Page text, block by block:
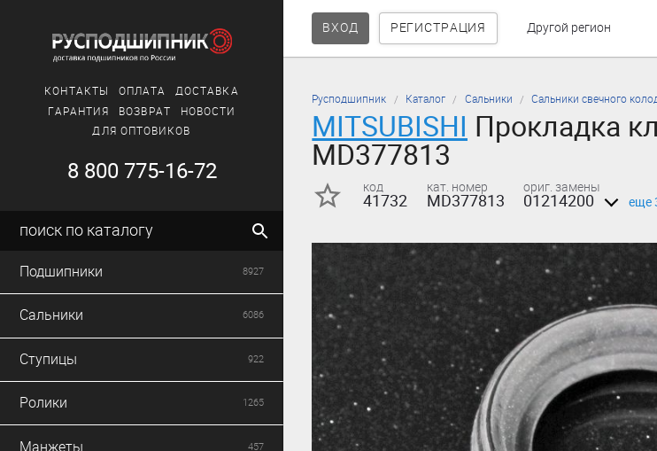
ВХОД РЕГИСТРАЦИЯ Другой регион
КОНТАКТЫ ОПЛАТА
ДОСТАВКА
ГАРАНТИЯ
ВОЗВРАТ
НОВОСТИ
ДЛЯ ОПТОВИКОВ
8 800 775-16-72
поиск по каталогу
Подшипники 8927
Сальники 6086
Ступицы 922
Ролики 1265
Манжеты 457
Русподшипник Каталог Сальники Сальники свечного
MITSUBISHI Прокладка
MD377813
код
41732
кат. номер
MD377813
ориг. замены
01214200 еще